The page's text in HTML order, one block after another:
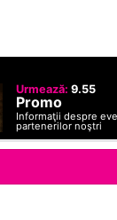
Urmează: 9.55
Promo
Informaţii despre
partenerilor noştri